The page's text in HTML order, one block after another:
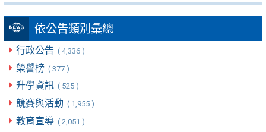
依公告類別彙總
行政公告 ( 4,336 )
榮譽榜 ( 377 )
升學資訊 ( 525 )
競賽與活動 ( 1,955 )
教育宣導 ( 2,051 )